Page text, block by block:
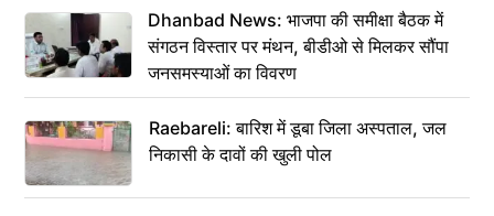
Dhanbad News: भाजपा की समीक्षा बैठक में
संगठन विस्तार पर मंथन, बीडीओ से मिलकर सौंपा
जनसमस्याओं का विवरण
Raebareli: बारिश में डूबा जिला अस्पताल, जल
निकासी के दावों की खुली पोल